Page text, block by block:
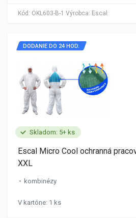
Kód: OKL603-B-1 Výrobca: Escal
Skladom: 5+ ks
DODANIE DO 24 HOD.
Escal Micro Cool ochranná
XXL
kombinézy
V kartóne: 1 ks